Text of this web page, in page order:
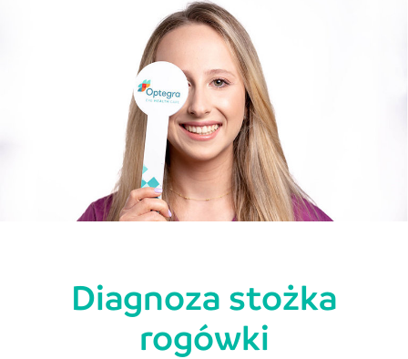
Diagnoza stożka
rogówki